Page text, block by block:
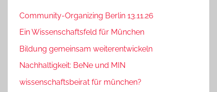
Community-Organizing Berlin 13.11.26
Ein Wissenschaftsfeld für München
Bildung gemeinsam weiterentwickeln
Nachhaltigkeit: BeNe und MIN
wissenschaftsbeirat für münchen?